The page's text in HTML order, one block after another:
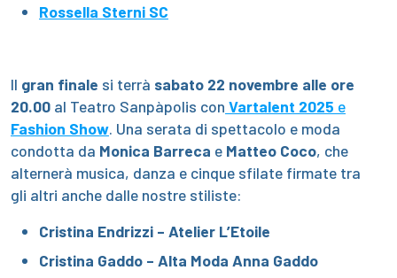
Rossella Sterni SC
Il gran finale si terrà sabato 22 novembre alle ore
20.00 al Teatro Sanpàpolis con Vartalent 2025 e
Fashion Show. Una serata di spettacolo e moda
condotta da Monica Barreca e Matteo Coco, che
alternerà musica, danza e cinque sfilate firmate tra
gli altri anche dalle nostre stiliste:
Cristina Endrizzi – Atelier L’Etoile
Cristina Gaddo – Alta Moda Anna Gaddo